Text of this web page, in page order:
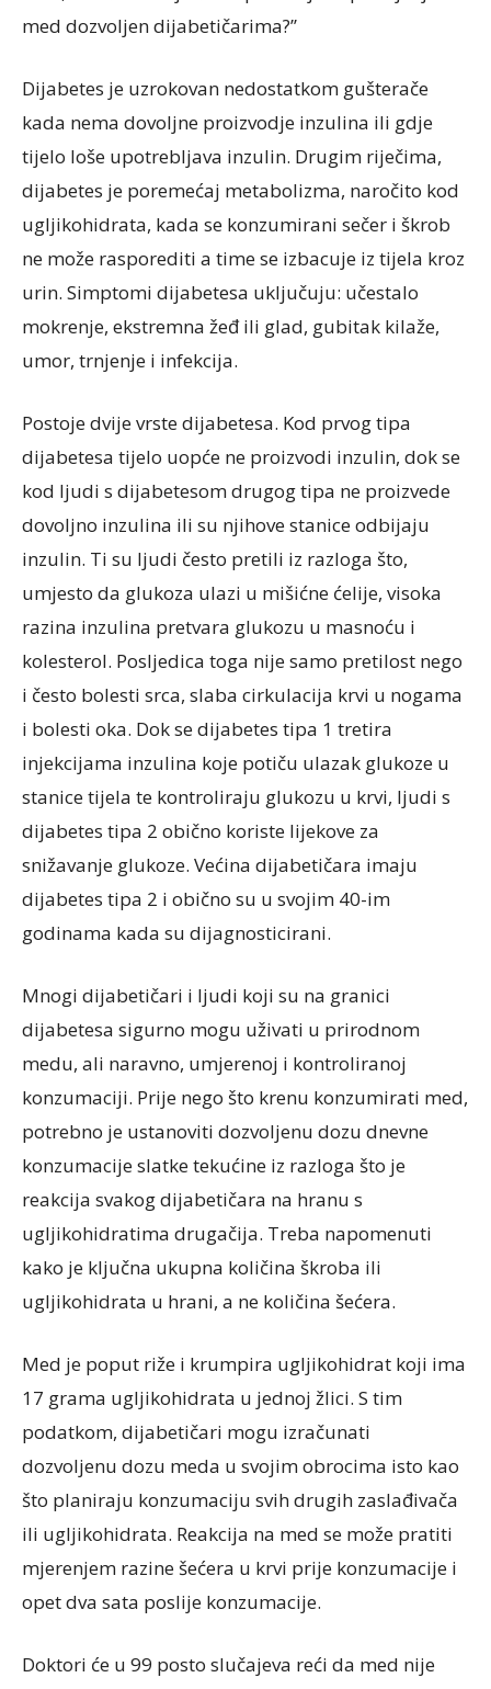
med dozvoljen dijabetičarima?’’
Dijabetes je uzrokovan nedostatkom gušterače
kada nema dovoljne proizvodje inzulina ili gdje
tijelo loše upotrebljava inzulin. Drugim riječima,
dijabetes je poremećaj metabolizma, naročito kod
ugljikohidrata, kada se konzumirani sečer i škrob
ne može rasporediti a time se izbacuje iz tijela kroz
urin. Simptomi dijabetesa uključuju: učestalo
mokrenje, ekstremna žeđ ili glad, gubitak kilaže,
umor, trnjenje i infekcija.
Postoje dvije vrste dijabetesa. Kod prvog tipa
dijabetesa tijelo uopće ne proizvodi inzulin, dok se
kod ljudi s dijabetesom drugog tipa ne proizvede
dovoljno inzulina ili su njihove stanice odbijaju
inzulin. Ti su ljudi često pretili iz razloga što,
umjesto da glukoza ulazi u mišićne ćelije, visoka
razina inzulina pretvara glukozu u masnoću i
kolesterol. Posljedica toga nije samo pretilost nego
i često bolesti srca, slaba cirkulacija krvi u nogama
i bolesti oka. Dok se dijabetes tipa 1 tretira
injekcijama inzulina koje potiču ulazak glukoze u
stanice tijela te kontroliraju glukozu u krvi, ljudi s
dijabetes tipa 2 obično koriste lijekove za
snižavanje glukoze. Većina dijabetičara imaju
dijabetes tipa 2 i obično su u svojim 40-im
godinama kada su dijagnosticirani.
Mnogi dijabetičari i ljudi koji su na granici
dijabetesa sigurno mogu uživati ​​u prirodnom
medu, ali naravno, umjerenoj i kontroliranoj
konzumaciji. Prije nego što krenu konzumirati med,
potrebno je ustanoviti dozvoljenu dozu dnevne
konzumacije slatke tekućine iz razloga što je
reakcija svakog dijabetičara na hranu s
ugljikohidratima drugačija. Treba napomenuti
kako je ključna ukupna količina škroba ili
ugljikohidrata u hrani, a ne količina šećera.
Med je poput riže i krumpira ugljikohidrat koji ima
17 grama ugljikohidrata u jednoj žlici. S tim
podatkom, dijabetičari mogu izračunati
dozvoljenu dozu meda u svojim obrocima isto kao
što planiraju konzumaciju svih drugih zaslađivača
ili ugljikohidrata. Reakcija na med se može pratiti
mjerenjem razine šećera u krvi prije konzumacije i
opet dva sata poslije konzumacije.
Doktori će u 99 posto slučajeva reći da med nije